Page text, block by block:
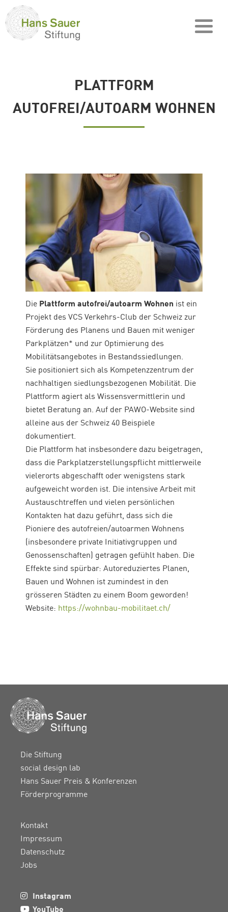
PLATTFORM
AUTOFREI/AUTOARM WOHNEN
Die Plattform autofrei/autoarm Wohnen ist ein
Projekt des VCS Verkehrs-Club der Schweiz zur
Förderung des Planens und Bauen mit weniger
Parkplätzen* und zur Optimierung des
Mobilitätsangebotes in Bestandssiedlungen.
Sie positioniert sich als Kompetenzzentrum der
nachhaltigen siedlungsbezogenen Mobilität. Die
Plattform agiert als Wissensvermittlerin und
bietet Beratung an. Auf der PAWO-Website sind
alleine aus der Schweiz 40 Beispiele
dokumentiert.
Die Plattform hat insbesondere dazu beigetragen,
dass die Parkplatzerstellungspflicht mittlerweile
vielerorts abgeschafft oder wenigstens stark
aufgeweicht worden ist. Die intensive Arbeit mit
Austauschtreffen und vielen persönlichen
Kontakten hat dazu geführt, dass sich die
Pioniere des autofreien/autoarmen Wohnens
(insbesondere private Initiativgruppen und
Genossenschaften) getragen gefühlt haben. Die
Effekte sind spürbar: Autoreduziertes Planen,
Bauen und Wohnen ist zumindest in den
grösseren Städten zu einem Boom geworden!
Website: https://wohnbau-mobilitaet.ch/
Die Stiftung
social design lab
Hans Sauer Preis & Konferenzen
Förderprogramme
Kontakt
Impressum
Datenschutz
Jobs
Instagram
YouTube